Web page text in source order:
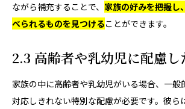
ながら補充することで、 家族の好みを把握し
べられるものを見つけることができます。
2.3 高齢者や乳幼児に配慮し
家族の中に高齢者や乳幼児がいる場合、一般
対応しきれない特別な配慮が必要です。彼ら